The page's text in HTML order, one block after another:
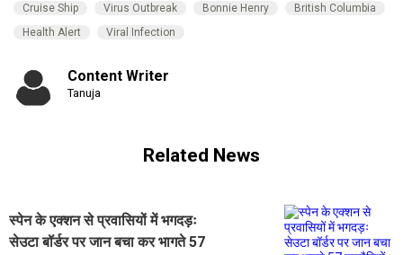
Cruise Ship
Virus Outbreak Bonnie Henry
British Columbia
Health Alert
Viral Infection
Content Writer
Tanuja
Related News
स्पेन के एक्शन से प्रवासियों में भगदड़ः
सेउटा बॉर्डर पर जान बचा कर भागते 57